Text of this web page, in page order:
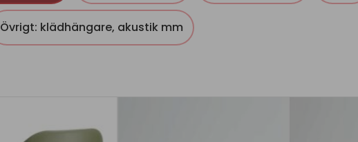
Övrigt: klädhängare, akustik mm